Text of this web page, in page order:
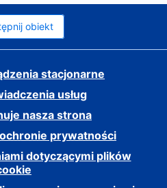
obiekt
stacjonarne
usług
nasza strona
prywatności
dotyczącymi plików